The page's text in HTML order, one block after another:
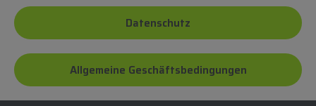
Datenschutz
Allgemeine Geschäftsbedingungen